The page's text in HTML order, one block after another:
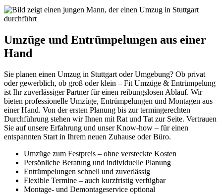
Umzüge und Entrümpelungen aus einer
Hand
Sie planen einen Umzug in Stuttgart oder Umgebung? Ob privat
oder gewerblich, ob groß oder klein – Fit Umzüge & Entrümpelung
ist Ihr zuverlässiger Partner für einen reibungslosen Ablauf. Wir
bieten professionelle Umzüge, Entrümpelungen und Montagen aus
einer Hand. Von der ersten Planung bis zur termingerechten
Durchführung stehen wir Ihnen mit Rat und Tat zur Seite. Vertrauen
Sie auf unsere Erfahrung und unser Know-how – für einen
entspannten Start in Ihrem neuen Zuhause oder Büro.
Umzüge zum Festpreis – ohne versteckte Kosten
Persönliche Beratung und individuelle Planung
Entrümpelungen schnell und zuverlässig
Flexible Termine – auch kurzfristig verfügbar
Montage- und Demontageservice optional